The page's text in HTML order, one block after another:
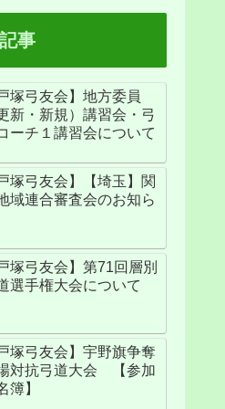
事
塚弓友会】地方委員
新・新規）講習会・弓
ーチ１講習会について
塚弓友会】【埼玉】関
域連合審査会のお知ら
塚弓友会】第71回層別
選手権大会について
塚弓友会】宇野旗争奪
対抗弓道大会 【参加
簿】